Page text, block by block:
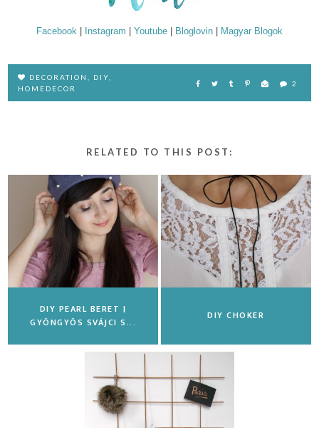
Facebook Instagram Youtube Bloglovin Magyar Blogok
DECORATION DIY
HOMEDECOR
2
RELATED TO THIS POST:
DIY PEARL BERET |
GYÖNGYÖS SVÁJCI S...
DIY CHOKER